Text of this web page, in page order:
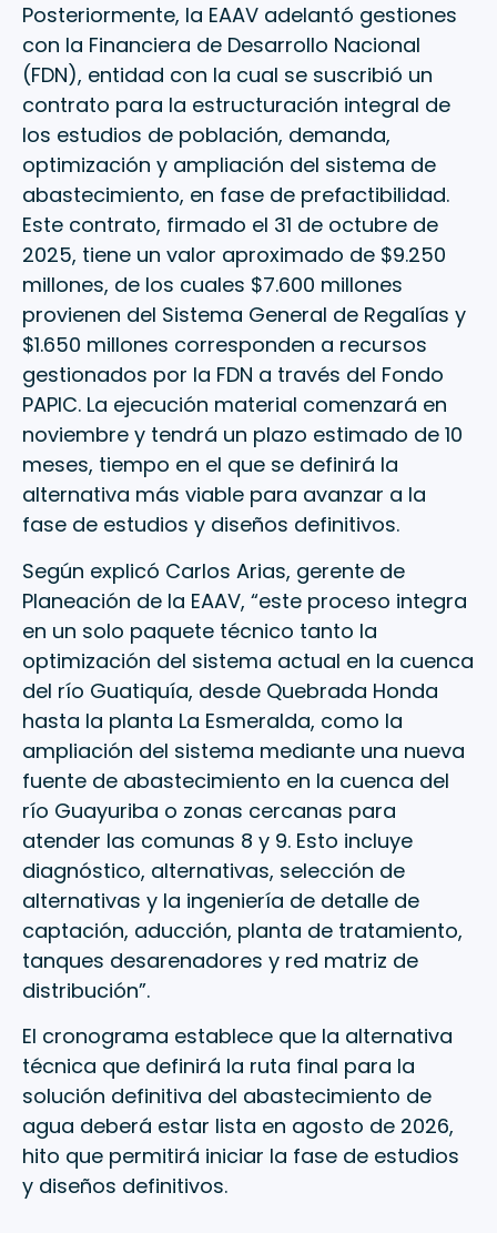
Posteriormente, la EAAV adelantó gestiones
con la Financiera de Desarrollo Nacional
(FDN), entidad con la cual se suscribió un
contrato para la estructuración integral de
los estudios de población, demanda,
optimización y ampliación del sistema de
abastecimiento, en fase de prefactibilidad.
Este contrato, firmado el 31 de octubre de
2025, tiene un valor aproximado de $9.250
millones, de los cuales $7.600 millones
provienen del Sistema General de Regalías y
$1.650 millones corresponden a recursos
gestionados por la FDN a través del Fondo
PAPIC. La ejecución material comenzará en
noviembre y tendrá un plazo estimado de 10
meses, tiempo en el que se definirá la
alternativa más viable para avanzar a la
fase de estudios y diseños definitivos.
Según explicó Carlos Arias, gerente de
Planeación de la EAAV, “este proceso integra
en un solo paquete técnico tanto la
optimización del sistema actual en la cuenca
del río Guatiquía, desde Quebrada Honda
hasta la planta La Esmeralda, como la
ampliación del sistema mediante una nueva
fuente de abastecimiento en la cuenca del
río Guayuriba o zonas cercanas para
atender las comunas 8 y 9. Esto incluye
diagnóstico, alternativas, selección de
alternativas y la ingeniería de detalle de
captación, aducción, planta de tratamiento,
tanques desarenadores y red matriz de
distribución”.
El cronograma establece que la alternativa
técnica que definirá la ruta final para la
solución definitiva del abastecimiento de
agua deberá estar lista en agosto de 2026,
hito que permitirá iniciar la fase de estudios
y diseños definitivos.